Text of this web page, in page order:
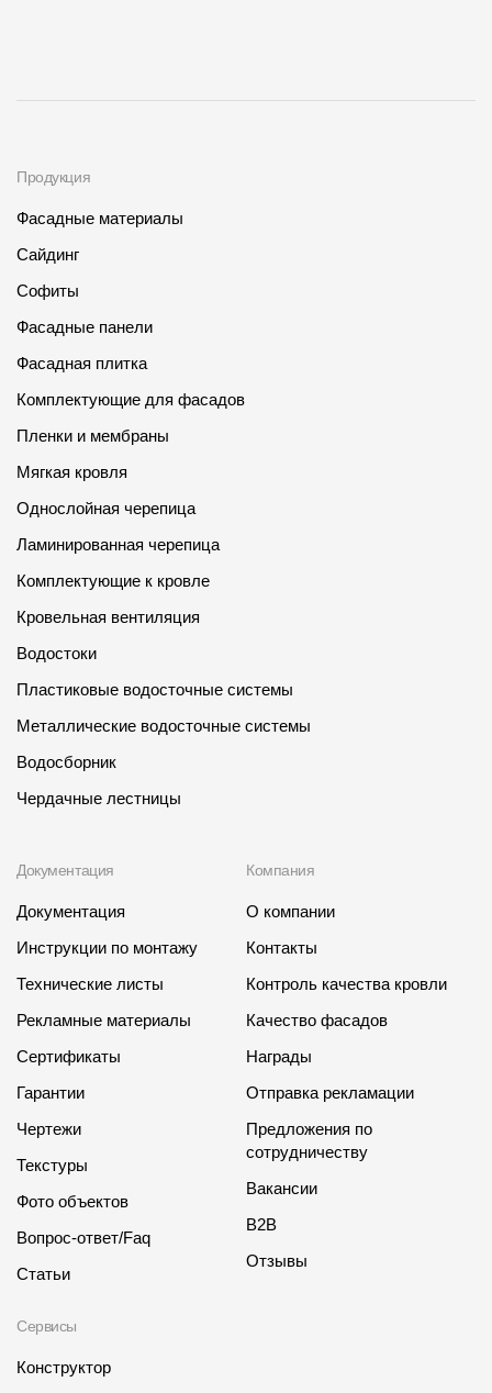
Продукция
Фасадные материалы
Сайдинг
Софиты
Фасадные панели
Фасадная плитка
Комплектующие для фасадов
Пленки и мембраны
Мягкая кровля
Однослойная черепица
Ламинированная черепица
Комплектующие к кровле
Кровельная вентиляция
Водостоки
Пластиковые водосточные системы
Металлические водосточные системы
Водосборник
Чердачные лестницы
Документация
Документация
Инструкции по монтажу
Технические листы
Рекламные материалы
Сертификаты
Гарантии
Чертежи
Текстуры
Фото объектов
Вопрос-ответ/Faq
Статьи
Сервисы
Конструктор
Компания
О компании
Контакты
Контроль качества кровли
Качество фасадов
Награды
Отправка рекламации
Предложения по
сотрудничеству
Вакансии
B2B
Отзывы